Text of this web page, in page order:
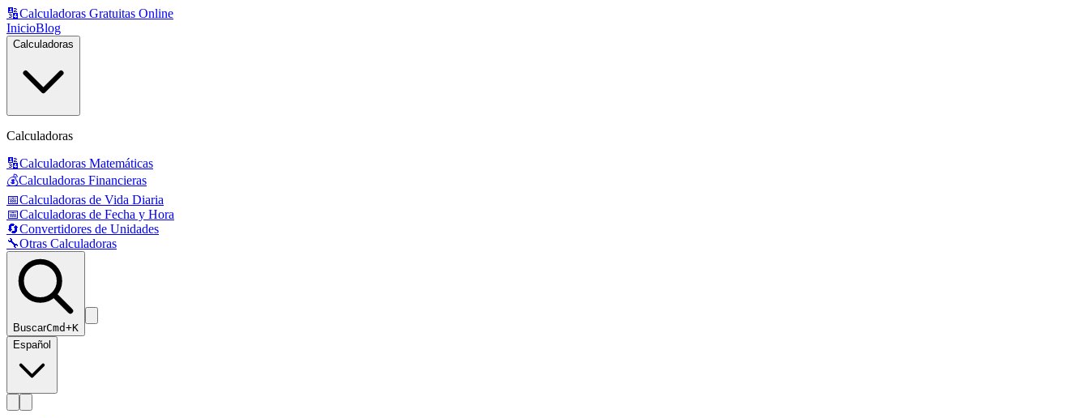
🔢Calculadoras Gratuitas Online
InicioBlog
Calculadoras
Calculadoras
🔢Calculadoras Matemáticas
💰Calculadoras Financieras
📅Calculadoras de Vida Diaria
📅Calculadoras de Fecha y Hora
🔄Convertidores de Unidades
🔧Otras Calculadoras
BuscarCmd+K
Español